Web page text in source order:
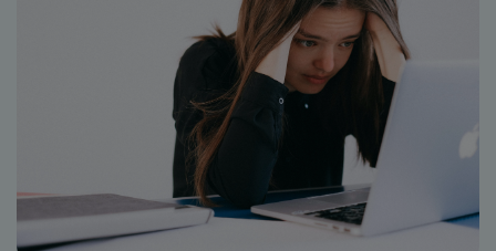
Recoverit Gratis
Recupera datos perdidos/eliminados gratis
Pruébalo Gratis
VER TODAS LAS FUNCIONES